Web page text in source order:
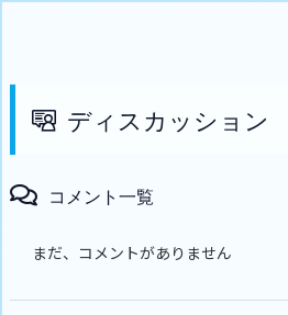
ディスカッション
コメント一覧
まだ、コメントがありません